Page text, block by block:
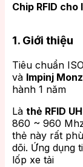
Chip RFID
1. Giới thiệu
Tiêu chuẩn
và Impinj
hành 1 năm
Là thẻ RFID
860 ~ 960
thẻ này rất
dõi. Ứng dụng
lốp xe tải